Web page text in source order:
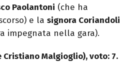
Paolantoni (che ha
e la signora Coriandoli
impegnata nella gara).
Cristiano Malgioglio), voto: 7.